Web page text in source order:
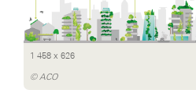
1 458 x 626
© ACO